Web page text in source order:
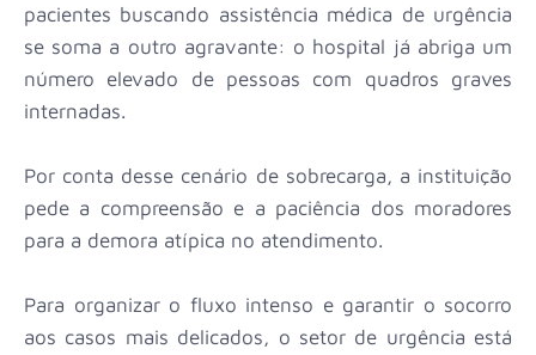
pacientes buscando assistência médica de urgência
se soma a outro agravante: o hospital já abriga um
número elevado de pessoas com quadros graves
internadas.
Por conta desse cenário de sobrecarga, a instituição
pede a compreensão e a paciência dos moradores
para a demora atípica no atendimento.
Para organizar o fluxo intenso e garantir o socorro
aos casos mais delicados, o setor de urgência está